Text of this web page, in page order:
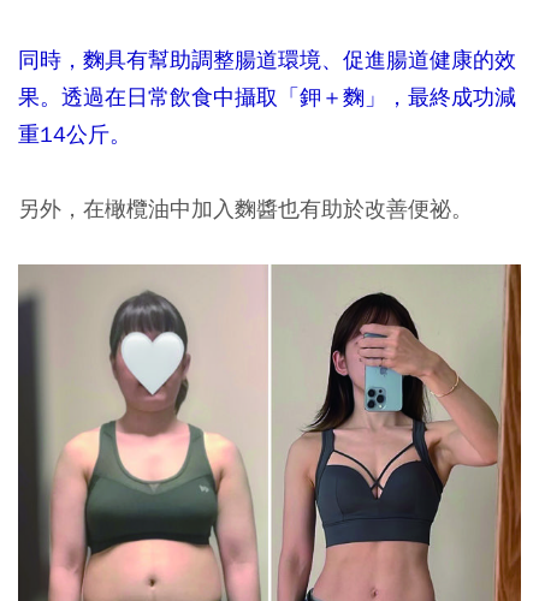
同時，麴具有幫助調整腸道環境、促進腸道健康的效
果。透過在日常飲食中攝取「鉀＋麴」，最終成功減
重14公斤。
另外，在橄欖油中加入麴醬也有助於改善便祕。